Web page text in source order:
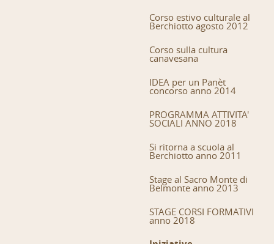
Corso estivo culturale al
Berchiotto agosto 2012
Corso sulla cultura
canavesana
IDEA per un Panèt
concorso anno 2014
PROGRAMMA ATTIVITA'
SOCIALI ANNO 2018
Si ritorna a scuola al
Berchiotto anno 2011
Stage al Sacro Monte di
Belmonte anno 2013
STAGE CORSI FORMATIVI
anno 2018